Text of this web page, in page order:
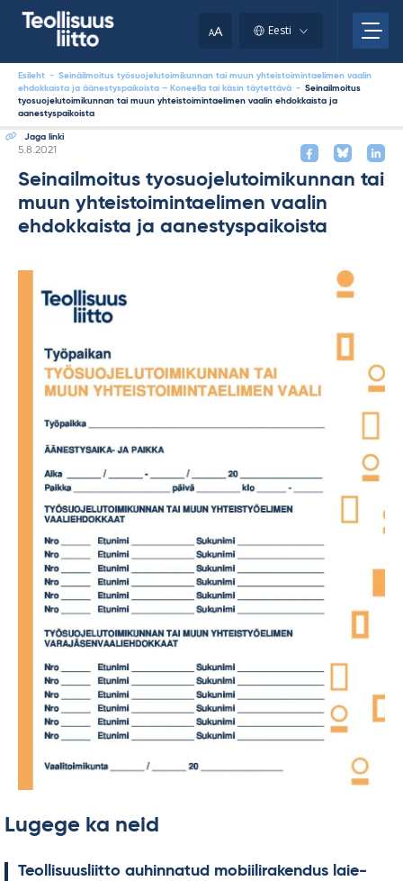
AA Eesti
Esileht - Seinäilmoitus työsuojelutoimikunnan tai muun yhteistoimintaelimen vaalin
ehdokkaista ja äänestyspaikoista – Koneella tai käsin täytettävä - Seinailmoitus
tyosuojelutoimikunnan tai muun yhteistoimintaelimen vaalin ehdokkaista ja
aanestyspaikoista
Jaga linki
Kirjoitettu
5.8.2021
Seinailmoitus tyosuojelutoimikunnan tai
muun yhteistoimintaelimen vaalin
ehdokkaista ja aanestyspaikoista
Lugege ka neid
Teol­li­suus­liitto au­hin­na­tud mo­bii­li­ra­ken­dus lai­e­